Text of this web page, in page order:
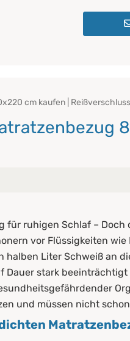
cm kaufen | Reißverschluss
Kauf achten?
für ruhigen Schlaf –
vor Flüssigkeiten
Liter Schweiß an
Dauer stark
und müssen nicht